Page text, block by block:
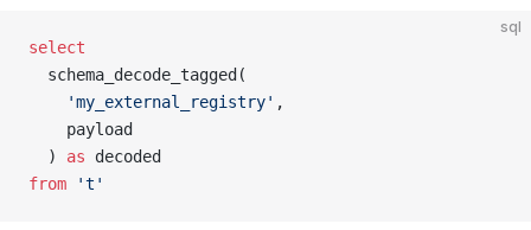
sql
select
  schema_decode_tagged(
    'my_external_registry'
,
    payload
  )
as decoded
from 't'